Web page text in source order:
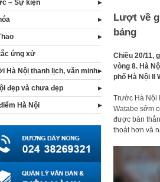
Lượt về
bảng
Chiều 20/11,
vòng 8. Hà
phố Hà Nội II
Trước Hà Nội
Watabe sớm
được bàn
thoát hơn và
– Sự kiện
ứng xử
Hà Nội thanh lịch, văn minh
đẹp và chưa đẹp
Hà Nội